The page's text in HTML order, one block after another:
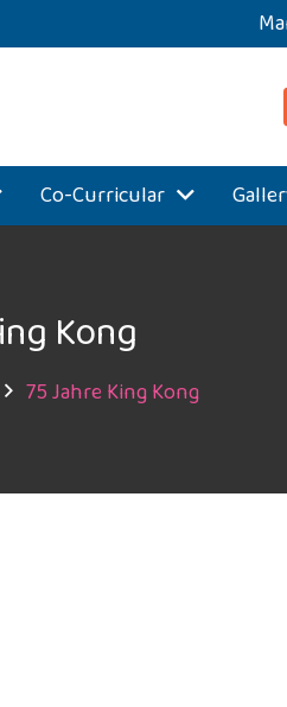
Co-Curricular
Kong
75 Jahre King Kong